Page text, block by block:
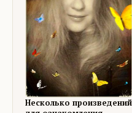
Несколько произведений